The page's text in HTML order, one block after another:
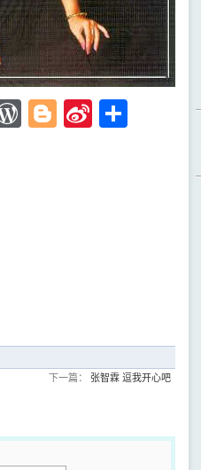
WordPress
Blogger
Sina
下一篇： 张智霖 逗我开心吧